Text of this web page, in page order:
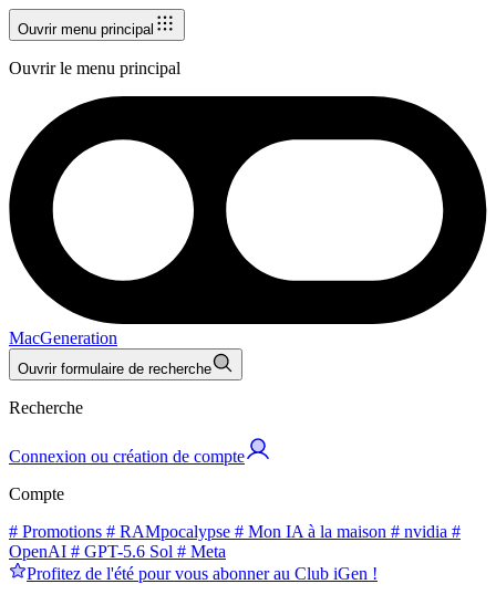
Ouvrir menu principal
Ouvrir le menu principal
MacGeneration
Ouvrir formulaire de recherche
Recherche
Connexion ou création de compte
Compte
# Promotions # RAMpocalypse # Mon IA à la maison # nvidia #
OpenAI # GPT-5.6 Sol # Meta
Profitez de l'été pour vous abonner au Club iGen !